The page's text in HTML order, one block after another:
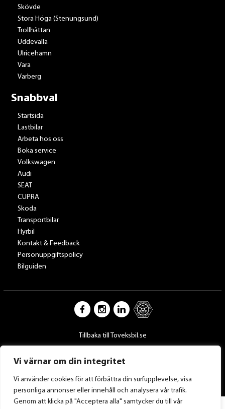
Vi värnar om din integritet
Vi använder cookies för att förbättra din surfupplevelse, visa
personliga annonser eller innehåll och analysera vår trafik.
Genom att klicka på "Acceptera alla" samtycker du till vår
Skövde
Stora Höga (Stenungsund)
Trollhättan
Uddevalla
Ulricehamn
Vara
Varberg
Snabbval
Startsida
Lastbilar
Arbeta hos oss
Boka service
Volkswagen
Audi
SEAT
CUPRA
Skoda
Transportbilar
Hyrbil
Kontakt & Feedback
Personuppgiftspolicy
Bilguiden
Tillbaka till Toveksbil.se